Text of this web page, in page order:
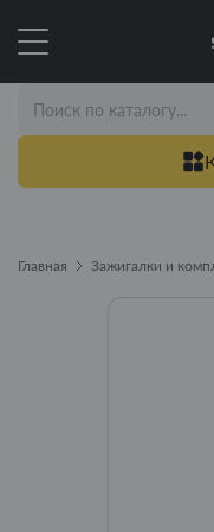
Главная Зажигалки и